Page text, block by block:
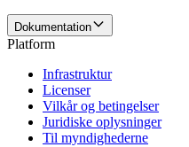
Dokumentation
Platform
Infrastruktur
Licenser
Vilkår og betingelser
Juridiske oplysninger
Til myndighederne